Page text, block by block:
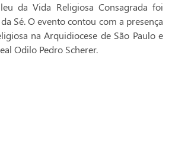
da Vida Religiosa Consagrada foi
Sé. O evento contou com a presença
na Arquidiocese de São Paulo e
Odilo Pedro Scherer.